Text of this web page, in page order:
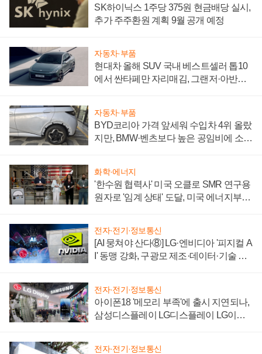
SK하이닉스 1주당 375원 현금배당 실시,
추가 주주환원 계획 9월 공개 예정
자동차·부품
현대차 올해 SUV 국내 베스트셀러 톱10
에서 싼타페만 자리매김, 그랜저·아반떼
자동차·부품
BYD코리아 가격 앞세워 수입차 4위 올랐
지만, BMW·벤츠보다 높은 공임비에 소비
화학·에너지
'한수원 협력사' 미국 오클로 SMR 연구용
원자로 '임계 상태' 도달, 미국 에너지부
전자·전기·정보통신
[AI 뭉쳐야 산다⑧] LG·엔비디아 '피지컬 A
I' 동맹 강화, 구광모 제조·데이터·기술 결
전자·전기·정보통신
아이폰18 '메모리 부족'에 출시 지연되나,
삼성디스플레이 LG디스플레이 LG이노
전자·전기·정보통신